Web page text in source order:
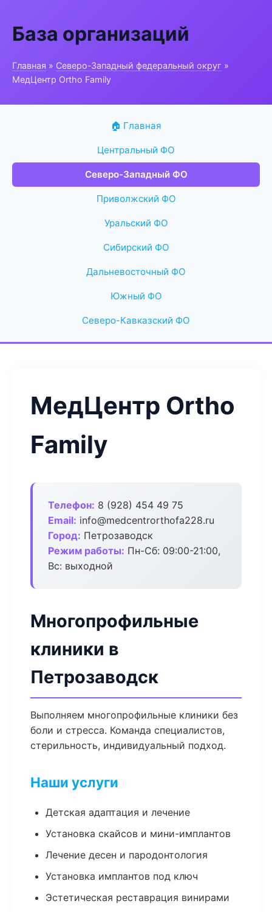
База организаций
Главная » Северо-Западный федеральный округ »
МедЦентр Ortho Family
🏠 Главная
Центральный ФО
Северо-Западный ФО
Приволжский ФО
Уральский ФО
Сибирский ФО
Дальневосточный ФО
Южный ФО
Северо-Кавказский ФО
МедЦентр Ortho
Family
Телефон: 8 (928) 454 49 75
Email: info@medcentrorthofa228.ru
Город: Петрозаводск
Режим работы: Пн-Сб: 09:00-21:00,
Вс: выходной
Многопрофильные
клиники в
Петрозаводск
Выполняем многопрофильные клиники без
боли и стресса. Команда специалистов,
стерильность, индивидуальный подход.
Наши услуги
Детская адаптация и лечение
Установка скайсов и мини-имплантов
Лечение десен и пародонтология
Установка имплантов под ключ
Эстетическая реставрация винирами